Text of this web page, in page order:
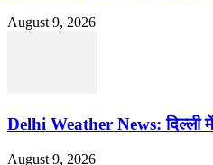
August 9, 2026
Delhi Weather News: दिल्ली में
August 9, 2026